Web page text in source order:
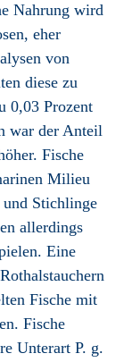
Nahrung wird
eher
von
diese zu
0,03 Prozent
war der Anteil
Fische
Milieu
Stichlinge
allerdings
Eine
Fische mit
Fische
Unterart P. g.